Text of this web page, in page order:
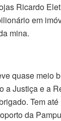
Ricardo
em
mina.
quase meio
a Justiça e a
Tem
da